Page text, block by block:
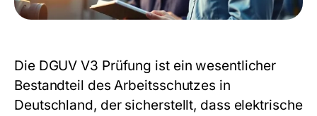
Die DGUV V3 Prüfung ist ein wesentlicher
Bestandteil des Arbeitsschutzes in
Deutschland, der sicherstellt, dass elektrische